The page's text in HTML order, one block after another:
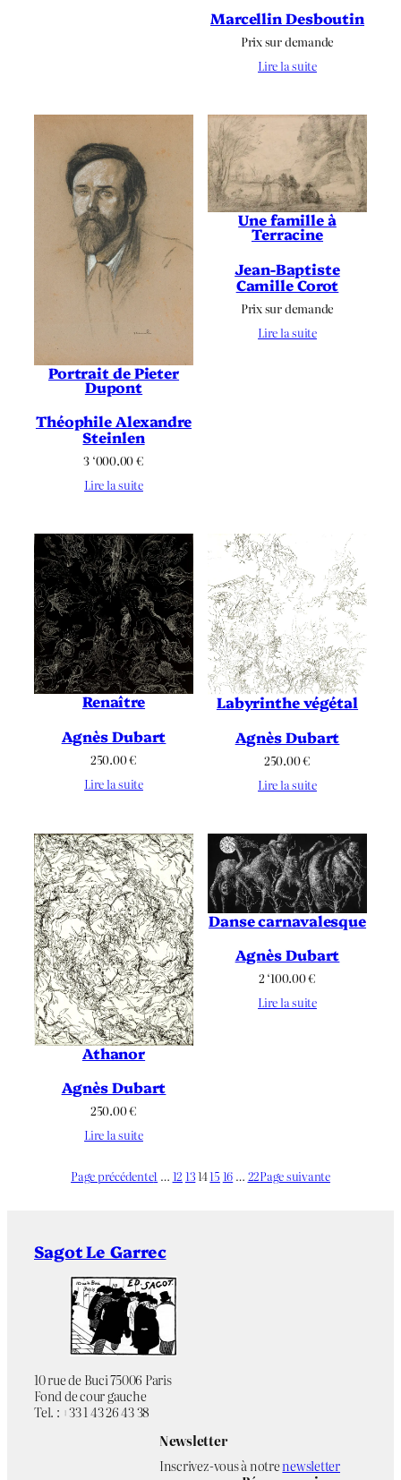
Marcellin Desboutin
Prix sur demande
Lire la suite
Portrait de Pieter
Dupont
Théophile Alexandre
Steinlen
3 ‘000.00€
Lire la suite
Une famille à
Terracine
Jean-Baptiste
Camille Corot
Prix sur demande
Lire la suite
Renaître
Agnès Dubart
250.00€
Lire la suite
Labyrinthe végétal
Agnès Dubart
250.00€
Lire la suite
Athanor
Agnès Dubart
250.00€
Lire la suite
Danse carnavalesque
Agnès Dubart
2 ‘100.00€
Lire la suite
Page précédente1 … 12 131415 16 … 22Page suivante
Sagot Le Garrec
10 rue de Buci 75006 Paris
Fond de cour gauche
Tel. : +33 1 43 26 43 38
Newsletter
Inscrivez-vous à notrenewsletter